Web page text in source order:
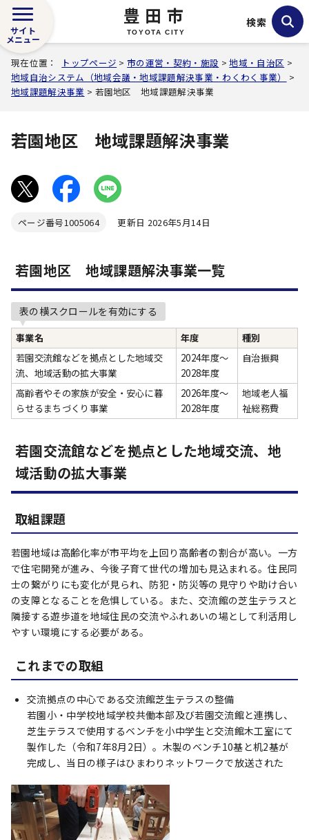
豊田市
TOYOTA CITY
サイト
メニュー
検索
現在位置： トップページ >市の運営・契約・施設 >地域・自治区 >
地域自治システム（地域会議・地域課題解決事業・わくわく事業）
>
地域課題解決事業 > 若園地区 地域課題解決事業
若園地区 地域課題解決事業
ページ番号1005064 更新日 2026年5月14日
若園地区 地域課題解決事業一覧
表の横スクロールを有効にする
事業名 年度
種別
若園交流館などを拠点とした地域交
流、地域活動の拡大事業
2024年度～
2028年度
自治振興
高齢者やその家族が安全・安心に暮
らせるまちづくり事業
2026年度～
2028年度
地域老人福
祉総務費
若園交流館などを拠点とした地域交流、地
域活動の拡大事業
取組課題
若園地域は高齢化率が市平均を上回り高齢者の割合が高い。一方
で住宅開発が進み、今後子育て世代の増加も見込まれる。住民同
士の繋がりにも変化が見られ、防犯・防災等の見守りや助け合い
の支障となることを危惧している。また、交流館の芝生テラスと
隣接する遊歩道を地域住民の交流やふれあいの場として利活用し
やすい環境にする必要がある。
これまでの取組
交流拠点の中心である交流館芝生テラスの整備
若園小・中学校地域学校共働本部及び若園交流館と連携し、
芝生テラスで使用するベンチを小中学生と交流館木工室にて
製作した（令和7年8月2日）。木製のベンチ10基と机2基が
完成し、当日の様子はひまわりネットワークで放送された